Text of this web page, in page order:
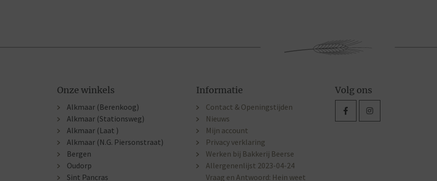
Onze winkels
Alkmaar (Berenkoog)
Alkmaar (Stationsweg)
Alkmaar (Laat )
Alkmaar (N.G. Piersonstraat)
Bergen
Oudorp
Sint Pancras
Informatie
Contact & Openingstijden
Nieuws
Mijn account
Privacy verklaring
Werken bij Bakkerij Beerse
Allergenenlijst 2023-04-24
Vraag en Antwoord: Hein weet
Volg ons